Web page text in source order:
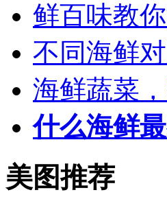
鲜百味教
不同海鲜
海鲜蔬菜
什么海鲜
美图推荐